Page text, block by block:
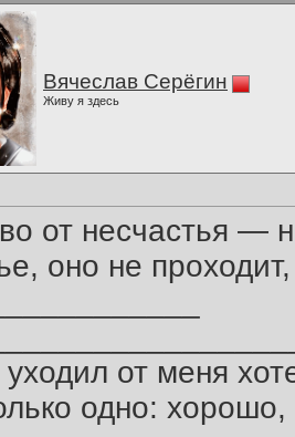
Вячеслав Серёгин
Живу я здесь
от несчастья —
оно не
уходил от меня
одно: